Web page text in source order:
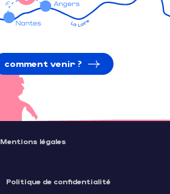
comment venir ?
Mentions légales
Politique de confidentialité